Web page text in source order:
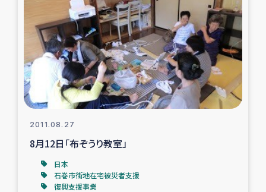
石巻市街地在宅被災者支援
復興応援隊の活動
仮設住宅生活支援・農業復興支援
漁業復興支援
インターン・ボランティア日誌
経済自立支援事業
2011.08.27
8月12日「布ぞうり教室」
日本
石巻市街地在宅被災者支援
復興支援事業